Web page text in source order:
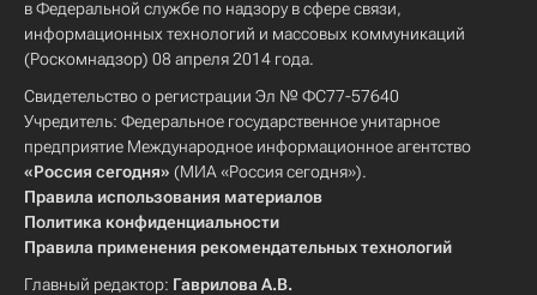
в Федеральной службе по надзору в сфере связи,
информационных технологий и массовых коммуникаций
(Роскомнадзор) 08 апреля 2014 года.
Свидетельство о регистрации Эл № ФС77-57640
Учредитель: Федеральное государственное унитарное
предприятие Международное информационное агентство
«Россия сегодня» (МИА «Россия сегодня»).
Правила использования материалов
Политика конфиденциальности
Правила применения рекомендательных технологий
Главный редактор: Гаврилова А.В.